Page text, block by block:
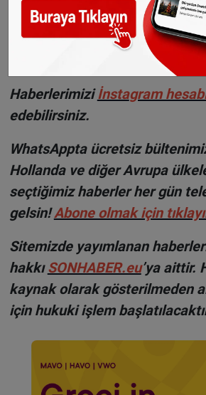
hasar azaltma ve yardım
kaynak yatırılması
Haberlerimiziİnstagram
edebilirsiniz.
WhatsAppta ücretsiz
Hollanda ve diğer Avrupa
seçtiğimiz haberler her gün
gelsin!Abone olmak için
Sitemizde yayımlanan
hakkıSONHABER.eu’ya aittir.
kaynak olarak gösterilmeden
için hukuki işlem